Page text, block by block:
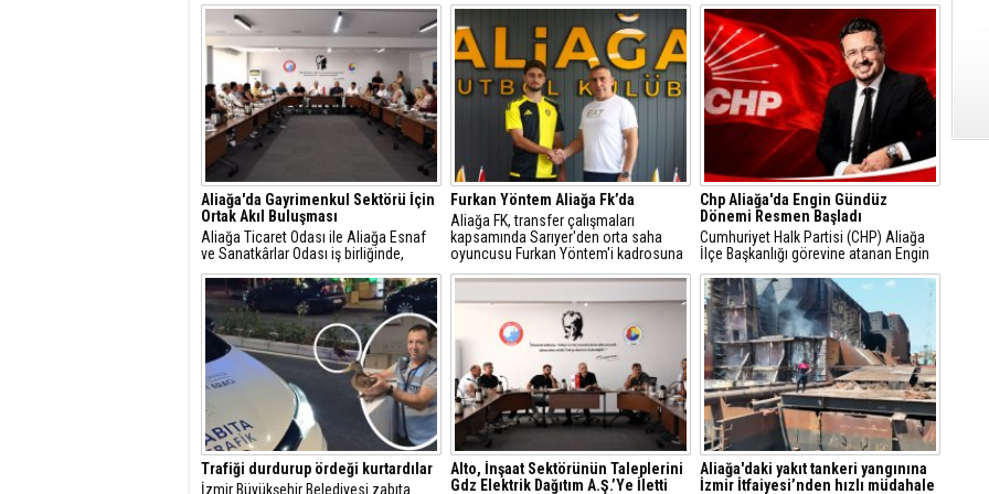
Aliağa'da Gayrimenkul Sektörü İçin
Ortak Akıl Buluşması
Aliağa Ticaret Odası ile Aliağa Esnaf
ve Sanatkârlar Odası iş birliğinde,
ilçede faaliyet gösteren gayrimenkul
danışmanlarıyla sektörel istişare
toplantısı gerçekleştirildi.
Furkan Yöntem Aliağa Fk’da
​Aliağa FK, transfer çalışmaları
kapsamında Sarıyer'den orta saha
oyuncusu Furkan Yöntem'i kadrosuna
dâhil etti.
Chp Aliağa'da Engin Gündüz
Dönemi Resmen Başladı
Cumhuriyet Halk Partisi (CHP) Aliağa
İlçe Başkanlığı görevine atanan Engin
Gündüz, sosyal medya hesabından
yaptığı açıklamayla yeni döneme ilişkin
mesajlar verdi.
Trafiği durdurup ördeği kurtardılar
İzmir Büyükşehir Belediyesi zabıta
Alto, İnşaat Sektörünün Taleplerini
Gdz Elektrik Dağıtım A.Ş.’Ye İletti
Aliağa'daki yakıt tankeri yangınına
İzmir İtfaiyesi’nden hızlı müdahale